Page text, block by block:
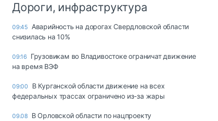
Дороги, инфраструктура
09:45 Аварийность на дорогах Свердловской области
снизилась на 10%
09:16 Грузовикам во Владивостоке ограничат движение
на время ВЭФ
09:00
В Курганской области движение на всех
федеральных трассах ограничено из-за жары
09.08 В Орловской области по нацпроекту